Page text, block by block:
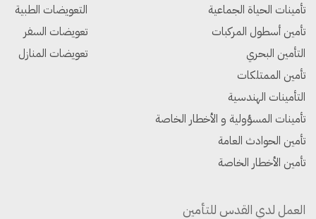
تأمينات الحياة الجماعية
تأمين أسطول المركبات
التأمين البحري
تأمين الممتلكات
التأمينات الهندسية
تأمينات المسؤولية و الأخطار الخاصة
تأمين الحوادث العامة
تأمين الأخطار الخاصة
التعويضات الطبية
تعويضات السفر
تعويضات المنازل
العمل لدي القدس للتأمين